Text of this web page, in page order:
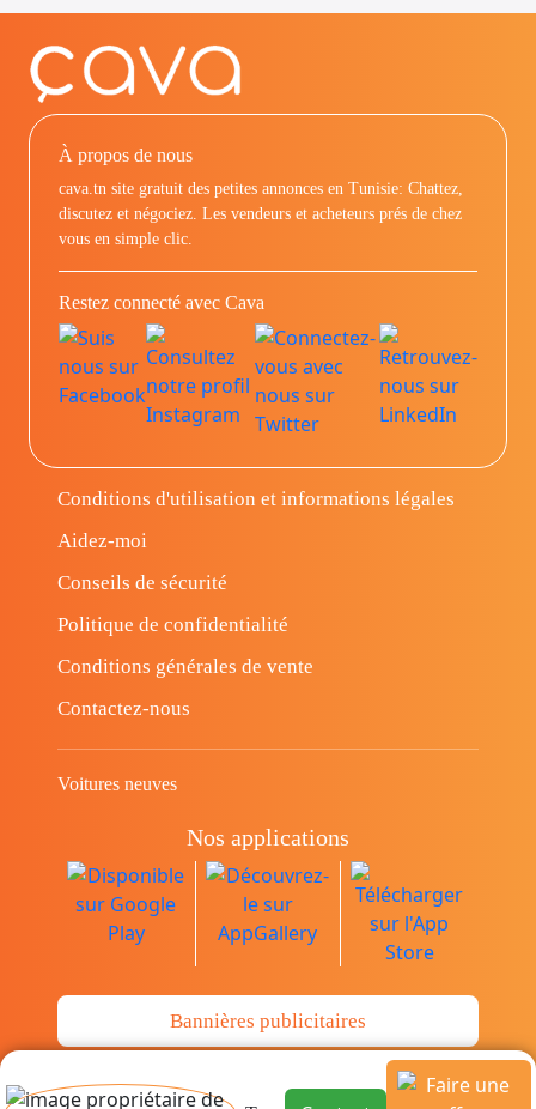
À propos de nous
cava.tn site gratuit des petites annonces en Tunisie: Chattez,
discutez et négociez. Les vendeurs et acheteurs prés de chez
vous en simple clic.
Restez connecté avec Cava
Conditions d'utilisation et informations légales
Aidez-moi
Conseils de sécurité
Politique de confidentialité
Conditions générales de vente
Contactez-nous
Voitures neuves
Nos applications
Bannières publicitaires